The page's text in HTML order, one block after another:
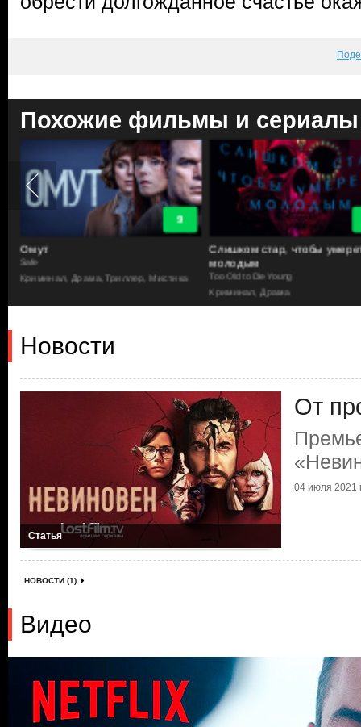
Похожие фильмы и сериалы
9
Омут
Safe
Криминал, Драма, Триллер, Мистика
Слишком стар, чтобы
молодым
Too Old to Die Young
Криминал, Драма
Новости
Статья
От
04 июля 2021
НОВОСТИ (1)
Видео